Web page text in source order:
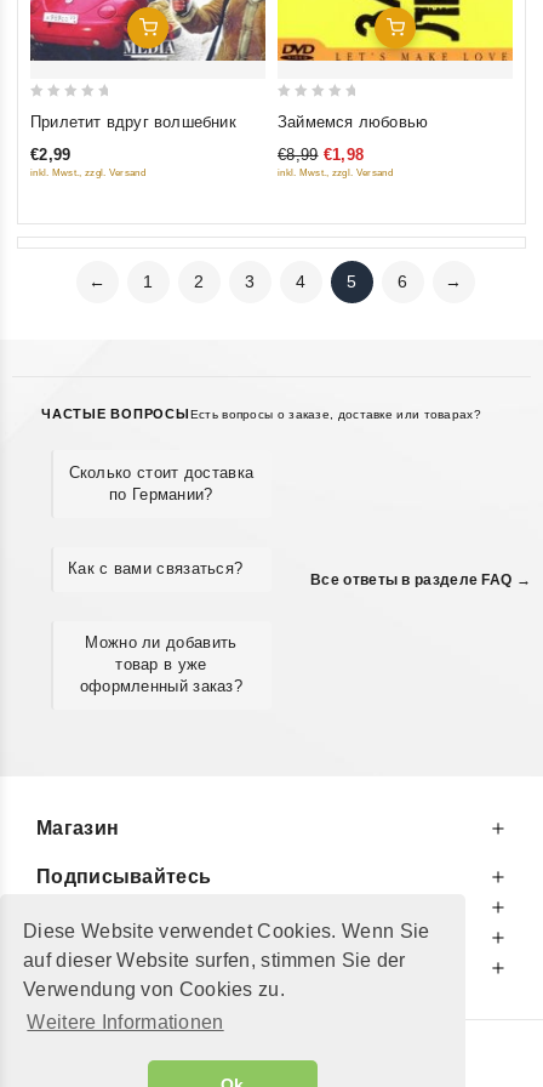
Diese Website verwendet Cookies. Wenn Sie
auf dieser Website surfen, stimmen Sie der
Verwendung von Cookies zu.
Weitere Informationen
Добавить В Корзину
out
of
Прилетит вдруг волшебник
€2,99
inkl. Mwst., zzgl. Versand
Добавить В Корзину
of
Займемся любовью
€8,99 €1,98
inkl. Mwst., zzgl. Versand
← 1 2 3 4 5 6 →
ЧАСТЫЕ ВОПРОСЫ Есть вопросы о заказе, доставке или товарах?
Сколько стоит доставка
по Германии?
Как с вами связаться?
Можно ли добавить
товар в уже
оформленный заказ?
Все ответы в разделе FAQ →
Магазин
Подписывайтесь
Информируем Вас
Дополнительно
© 2002 - 2026"Petershop GmbH"